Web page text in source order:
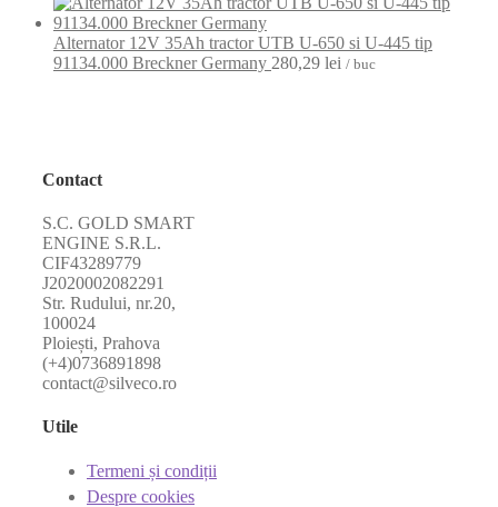
Alternator 12V 35Ah tractor UTB U-650 si U-445 tip
91134.000 Breckner Germany 280,29 lei / buc
Contact
S.C. GOLD SMART
ENGINE S.R.L.
CIF43289779
J2020002082291
Str. Rudului, nr.20,
100024
Ploiești, Prahova
(+4)0736891898
contact@silveco.ro
Utile
Termeni și condiții
Despre cookies